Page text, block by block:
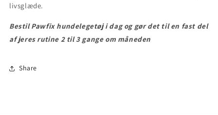
livsglæde.
Bestil Pawfix hundelegetøj i dag og gør det til en fast del
af jeres rutine 2 til 3 gange om måneden
Share